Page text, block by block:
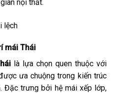
nội thất.
mái Thái
là lựa chọn quen thuộc với
ưa chuộng trong kiến trúc
Đặc trưng bởi hệ mái xếp lớp,